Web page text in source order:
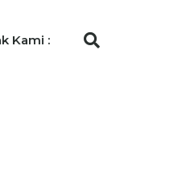
Kami :